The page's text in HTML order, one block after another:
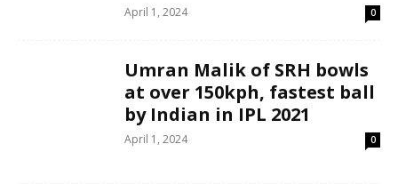
April 1, 2024 0
Umran Malik of SRH bowls
at over 150kph, fastest ball
by Indian in IPL 2021
April 1, 2024 0